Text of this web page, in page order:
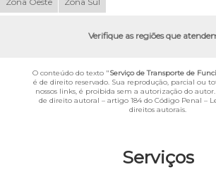
Serviços
Verifique as regiões que
O conteúdo do texto "Serviço de Transporte de
é de direito reservado. Sua reprodução, parcial ou
nossos links, é proibida sem a autorização do
de direito autoral – artigo 184 do Código Penal –
direitos autorais.